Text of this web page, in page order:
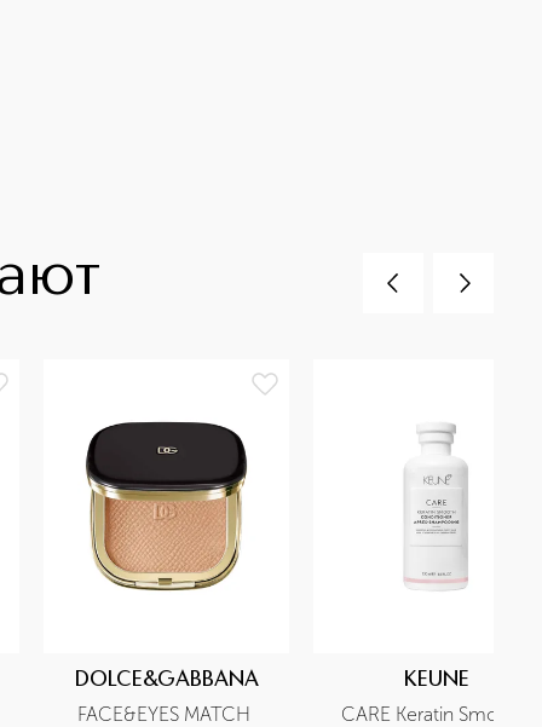
DOLCE&GABBANA
FACE&EYES MATCH
KEUNE
CARE Keratin Smooth